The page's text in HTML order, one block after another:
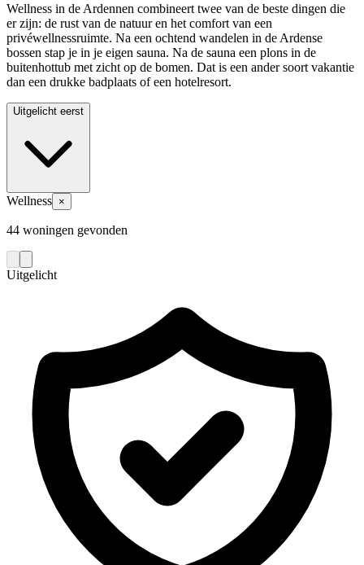
Wellness in de Ardennen combineert twee van de beste dingen die
er zijn: de rust van de natuur en het comfort van een
privéwellnessruimte. Na een ochtend wandelen in de Ardense
bossen stap je in je eigen sauna. Na de sauna een plons in de
buitenhottub met zicht op de bomen. Dat is een ander soort vakantie
dan een drukke badplaats of een hotelresort.
Uitgelicht eerst
Wellness ×
44 woningen gevonden
Uitgelicht